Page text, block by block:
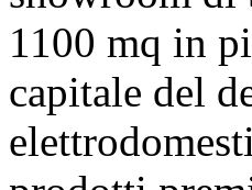
1100 mq in
capitale del